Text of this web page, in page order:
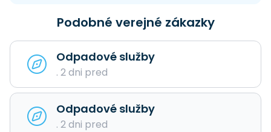
Podobné verejné zákazky
Odpadové služby
. 2 dni pred
Odpadové služby
. 2 dni pred